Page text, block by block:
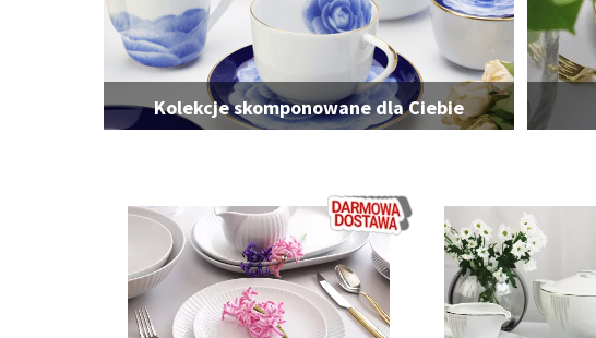
Kolekcje skomponowane dla Ciebie